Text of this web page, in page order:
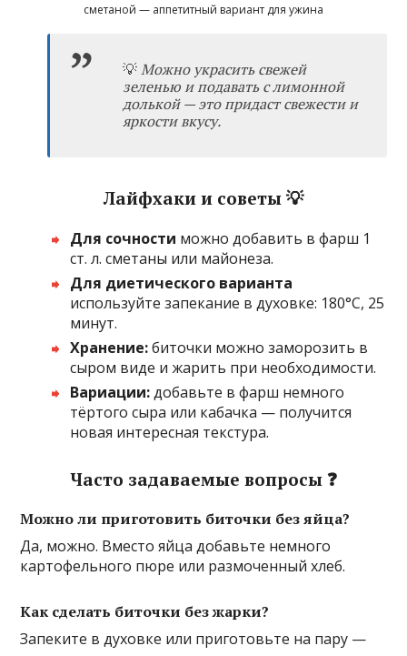
сметаной — аппетитный вариант для ужина
💡Можно украсить свежей
зеленью и подавать с лимонной
долькой — это придаст свежести и
яркости вкусу.
Лайфхаки и советы 💡
Для сочности можно добавить в фарш 1
ст. л. сметаны или майонеза.
Для диетического варианта
используйте запекание в духовке: 180°C, 25
минут.
Хранение:биточки можно заморозить в
сыром виде и жарить при необходимости.
Вариации:добавьте в фарш немного
тёртого сыра или кабачка — получится
новая интересная текстура.
Часто задаваемые вопросы ❓
Можно ли приготовить биточки без яйца?
Да, можно. Вместо яйца добавьте немного
картофельного пюре или размоченный хлеб.
Как сделать биточки без жарки?
Запеките в духовке или приготовьте на пару —